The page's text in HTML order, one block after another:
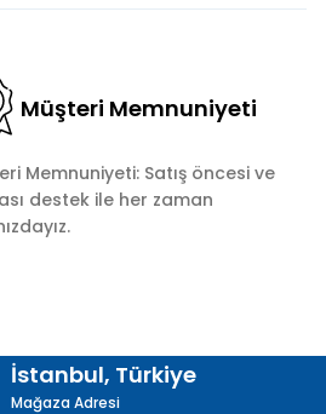
Müşteri Memnuniyeti
Memnuniyeti: Satış öncesi ve
destek ile her zaman
İstanbul, Türkiye
Mağaza Adresi